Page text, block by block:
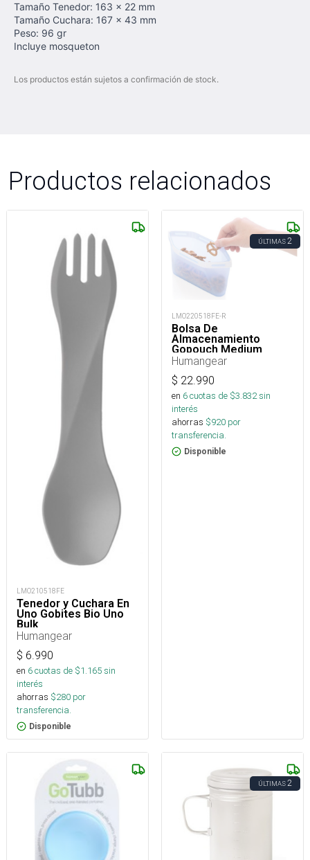
Tamaño Tenedor: 163 x 22 mm
Tamaño Cuchara: 167 x 43 mm
Peso: 96 gr
Incluye mosqueton
Los productos están sujetos a confirmación de stock.
Productos relacionados
LMO210518FE
Tenedor y Cuchara En
Uno Gobites Bio Uno
Bulk
Humangear
$ 6.990
en 6cuotas de $1.165sin
interés
ahorras $280 por
transferencia.
Disponible
ÚLTIMAS2
LMO220518FE-R
Bolsa De
Almacenamiento
Gopouch Medium
Humangear
$ 22.990
en 6cuotas de $3.832sin
interés
ahorras $920 por
transferencia.
Disponible
ÚLTIMAS2